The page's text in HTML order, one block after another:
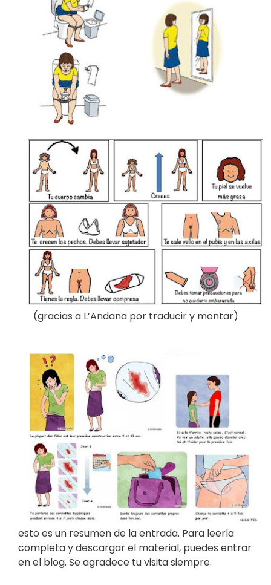
(gracias a L’Andana por traducir y montar)
esto es un resumen de la entrada. Para leerla
completa y descargar el material, puedes entrar
en el blog. Se agradece tu visita siempre.